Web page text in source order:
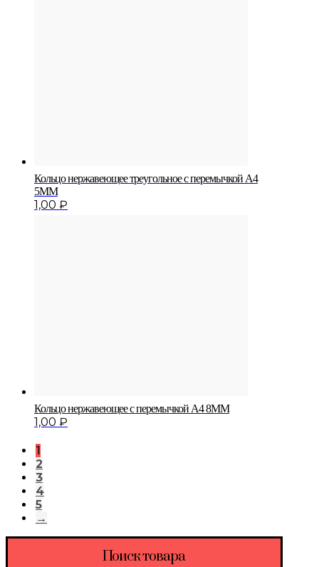
Кольцо нержавеющее треугольное с перемычкой A4
5MM
1,00 ₽
Кольцо нержавеющее с перемычкой A4 8MM
1,00 ₽
1
2
3
4
5
→
Поиск товара